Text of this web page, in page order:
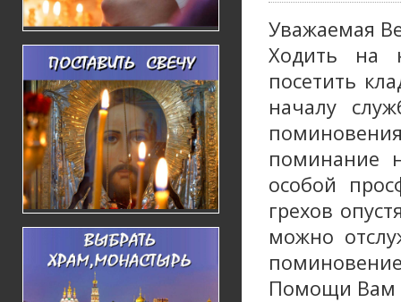
Уважаемая
Ходить на
посетить
началу
поминание
особой
грехов
можно
Помощи Вам